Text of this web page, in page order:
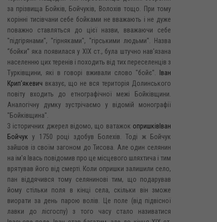
за прізвища Бойків, Бойчуків, Волохів тощо. При тому
корінні тисівчани себе бойками не вважають і не дуже
поважно ставляться до цієї назви, вважаючи себе
"підгірянами", "гірняками", "гірськими людьми". Назва
“бойки” яка появилася у XIX ст., була штучно нав'язана
населенню цих теренів і походить від тих переселенців з
Турківщини, які в говорі вживали слово "бойє".
Іван
Крип'якевич вказує, що не вся територія Долинського
повіту входить до етнографічної межі Бойківщини.
Аналогічну думку зустрічаємо у відомій монографії
"Бойківщина".
З історичних джерел відомо, що ватажок опришків Іван
Бойчук у 1750 році здобув Болехів. Тоді ж Бойчук
зайшов із своїм загоном до Тисова. Але один селянин
на ім'я Івась повідомив про це місцевого шляхтича і тим
врятував його від смерті. Коли опришки залишили село,
пан віддячився тому селянинові тим, що подарував
йому стільки поля в кінці села, скільки він зможе
виорати за день парою волів. Це поле (від підвісної
лавки до лісгоспу) з того часу стало називатися